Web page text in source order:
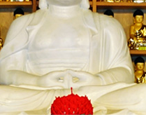
총무원장
종단기구안내
종단뉴스
총무원